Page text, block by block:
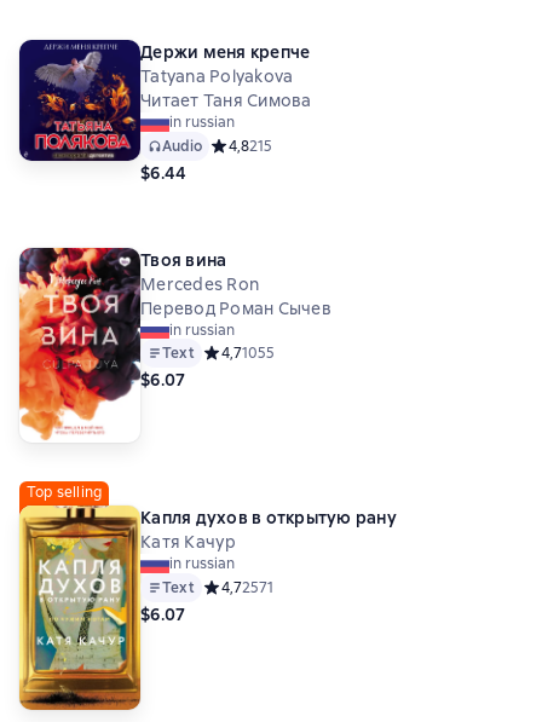
Держи меня крепче
Tatyana Polyakova
Читает Таня Симова
in russian
Audio Средний рейтинг 4,8 на основе 215 оценок
4,8215
$6.44
Твоя вина
Mercedes Ron
Перевод Роман Сычев
in russian
Text Средний рейтинг 4,7 на основе 1055 оценок
4,71055
$6.07
Top selling
Капля духов в открытую рану
Катя Качур
in russian
Text Средний рейтинг 4,7 на основе 2571 оценок
4,72571
$6.07